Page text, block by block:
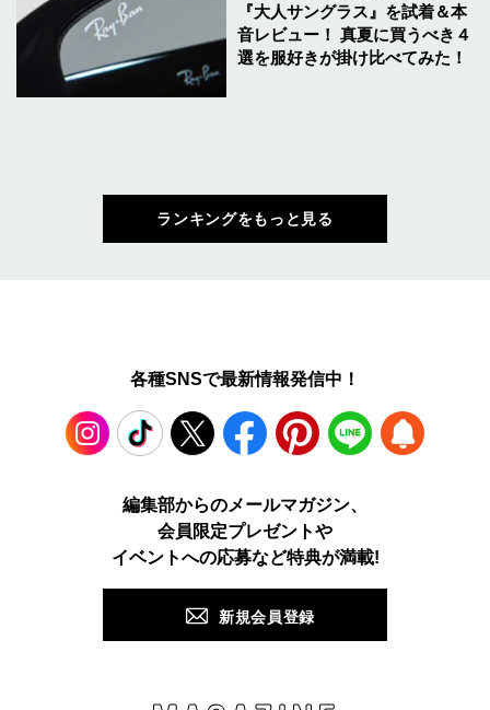
『大人サングラス』を試着＆本
音レビュー！ 真夏に買うべき４
選を服好きが掛け比べてみた！
ランキングをもっと見る
各種SNSで最新情報発信中！
TikTok Facebook Pinterest LINE
編集部からのメールマガジン、
会員限定プレゼントや
イベントへの応募など特典が満載!
新規会員登録